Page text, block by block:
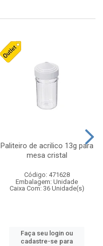
Paliteiro de acrilico 13g para
mesa cristal
Código: 471628
Embalagem: Unidade
Caixa Com: 36 Unidade(s)
Faça seu login ou
cadastre-se para